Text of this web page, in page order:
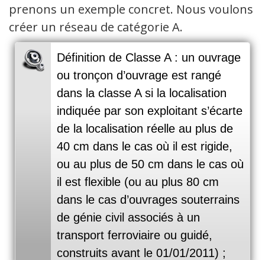
prenons un exemple concret. Nous voulons
créer un réseau de catégorie A.
Définition de Classe A : un ouvrage
ou tronçon d’ouvrage est rangé
dans la classe A si la localisation
indiquée par son exploitant s’écarte
de la localisation réelle au plus de
40 cm dans le cas où il est rigide,
ou au plus de 50 cm dans le cas où
il est flexible (ou au plus 80 cm
dans le cas d’ouvrages souterrains
de génie civil associés à un
transport ferroviaire ou guidé,
construits avant le 01/01/2011) ;